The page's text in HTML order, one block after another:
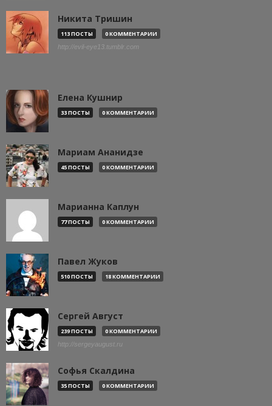
Никита Тришин
113 ПОСТЫ 0 КОММЕНТАРИИ
http://evil-eye13.tumblr.com
Елена Кушнир
33 ПОСТЫ 0 КОММЕНТАРИИ
Мариам Ананидзе
45 ПОСТЫ 0 КОММЕНТАРИИ
Марианна Каплун
77 ПОСТЫ 0 КОММЕНТАРИИ
Павел Жуков
510 ПОСТЫ 18 КОММЕНТАРИИ
Сергей Август
239 ПОСТЫ 0 КОММЕНТАРИИ
http://sergeyaugust.ru
Софья Скалдина
35 ПОСТЫ 0 КОММЕНТАРИИ